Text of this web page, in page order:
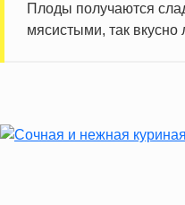
Плоды получаются
мясистыми, так вкусно